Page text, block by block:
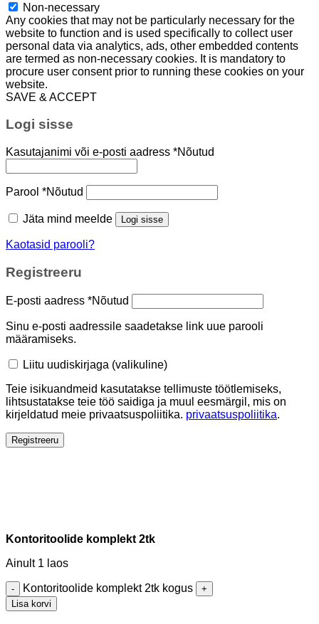
Non-necessary
Any cookies that may not be particularly necessary for the
website to function and is used specifically to collect user
personal data via analytics, ads, other embedded contents
are termed as non-necessary cookies. It is mandatory to
procure user consent prior to running these cookies on your
website.
SAVE & ACCEPT
Logi sisse
Kasutajanimi või e-posti aadress *Nõutud
Parool *Nõutud
Jäta mind meelde Logi sisse
Kaotasid parooli?
Registreeru
E-posti aadress *Nõutud
Sinu e-posti aadressile saadetakse link uue parooli
määramiseks.
Liitu uudiskirjaga (valikuline)
Teie isikuandmeid kasutatakse tellimuste töötlemiseks,
lihtsustatakse teie töö saidiga ja muul eesmärgil, mis on
kirjeldatud meie privaatsuspoliitika. privaatsuspoliitika.
Registreeru
Kontoritoolide komplekt 2tk
Ainult 1 laos
Kontoritoolide komplekt 2tk kogus
Lisa korvi